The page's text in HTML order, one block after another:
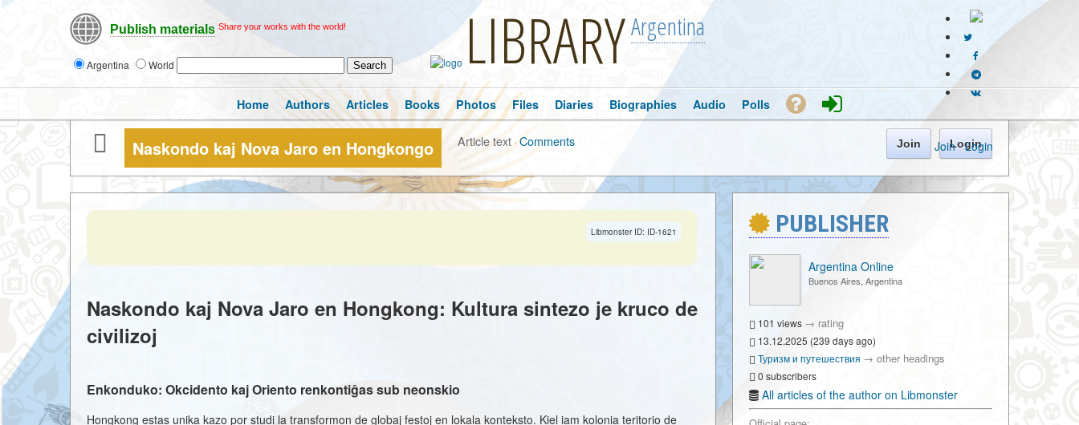
Publish materials Share your works with the world!
Argentina World LIBRARYArgentina
Join · Login
Home Authors Articles Books Photos Files Diaries Biographies Audio Polls
Naskondo kaj Nova Jaro en Hongkongo Article text·Comments Join Login
Libmonster ID: ID-1621
Naskondo kaj Nova Jaro en Hongkong: Kultura sintezo je kruco de
civilizoj
Enkonduko: Okcidento kaj Oriento renkontiĝas sub neonskio
Hongkong estas unika kazo por studi la transformon de globaj festoj en lokala konteksto. Kiel iam kolonia teritorio de
PUBLISHER
Argentina Online
Buenos Aires, Argentina
101 views → rating
13.12.2025 (239 days ago)
Туризм и путешествия → other headings
0 subscribers
All articles of the author on Libmonster